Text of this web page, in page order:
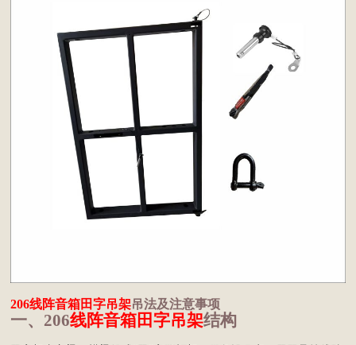
206线阵音箱田字吊架吊法及注意事项
一、206线阵音箱田字吊架结构